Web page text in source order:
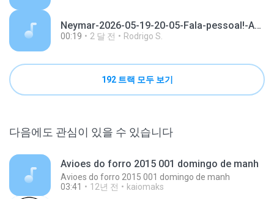
Neymar-2026-05-19-20-05-Fala-pessoal!-Aqui-é-o-Neymar-Júnior-Quero-agrad.mp3
00:19 2 달 전 Rodrigo S.
192 트랙 모두 보기
다음에도 관심이 있을 수 있습니다
Avioes do forro 2015 001 domingo de manh
Avioes do forro 2015 001 domingo de manh
03:41
12년 전 kaiomaks